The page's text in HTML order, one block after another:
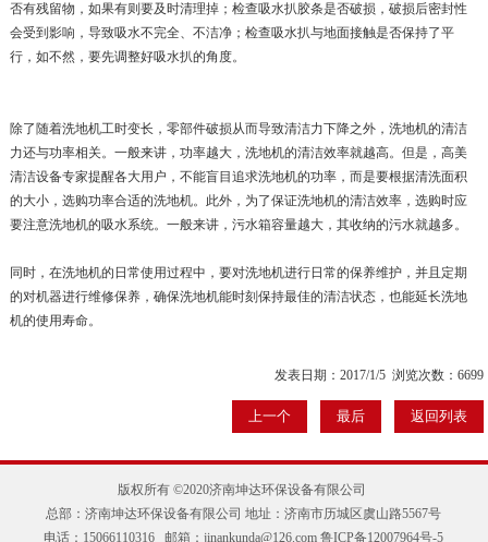
否有残留物，如果有则要及时清理掉；检查吸水扒胶条是否破损，破损后密封性
会受到影响，导致吸水不完全、不洁净；检查吸水扒与地面接触是否保持了平
行，如不然，要先调整好吸水扒的角度。
除了随着洗地机工时变长，零部件破损从而导致清洁力下降之外，洗地机的清洁
力还与功率相关。一般来讲，功率越大，洗地机的清洁效率就越高。但是，高美
清洁设备专家提醒各大用户，不能盲目追求洗地机的功率，而是要根据清洗面积
的大小，选购功率合适的洗地机。此外，为了保证洗地机的清洁效率，选购时应
要注意洗地机的吸水系统。一般来讲，污水箱容量越大，其收纳的污水就越多。
同时，在洗地机的日常使用过程中，要对洗地机进行日常的保养维护，并且定期
的对机器进行维修保养，确保洗地机能时刻保持最佳的清洁状态，也能延长洗地
机的使用寿命。
发表日期：2017/1/5 浏览次数：6699
上一个 最后 返回列表
版权所有 ©2020济南坤达环保设备有限公司
总部：济南坤达环保设备有限公司 地址：济南市历城区虞山路5567号
电话：15066110316 邮箱：jinankunda@126.com鲁ICP备12007964号-5